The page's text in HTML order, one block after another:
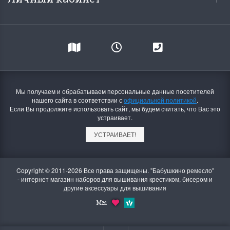
Мы получаем и обрабатываем персональные данные посетителей
нашего сайта в соответствии софициальной политикой.
Если Вы продолжите использовать сайт, мы будем считать, что Вас это
устраивает.
УСТРАИВАЕТ!
Copyright © 2011-2026 Все права защищены. "Бабушкино ремесло"
- интернет магазин наборов для вышивания крестиком, бисером и
другие аксессуары для вышивания
Мы